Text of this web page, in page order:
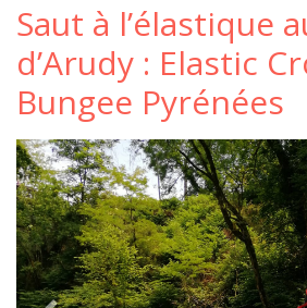
Saut à l’élastique
d’Arudy : Elastic
Bungee Pyrénées